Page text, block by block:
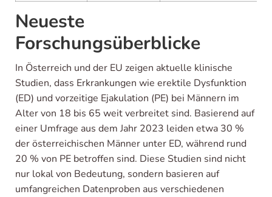
Neueste
Forschungsüberblicke
In Österreich und der EU zeigen aktuelle klinische
Studien, dass Erkrankungen wie erektile Dysfunktion
(ED) und vorzeitige Ejakulation (PE) bei Männern im
Alter von 18 bis 65 weit verbreitet sind. Basierend auf
einer Umfrage aus dem Jahr 2023 leiden etwa 30 %
der österreichischen Männer unter ED, während rund
20 % von PE betroffen sind. Diese Studien sind nicht
nur lokal von Bedeutung, sondern basieren auf
umfangreichen Datenproben aus verschiedenen